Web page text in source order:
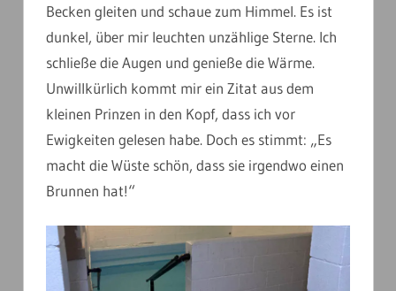
Becken gleiten und schaue zum Himmel. Es ist
dunkel, über mir leuchten unzählige Sterne. Ich
schließe die Augen und genieße die Wärme.
Unwillkürlich kommt mir ein Zitat aus dem
kleinen Prinzen in den Kopf, dass ich vor
Ewigkeiten gelesen habe. Doch es stimmt: „Es
macht die Wüste schön, dass sie irgendwo einen
Brunnen hat!“